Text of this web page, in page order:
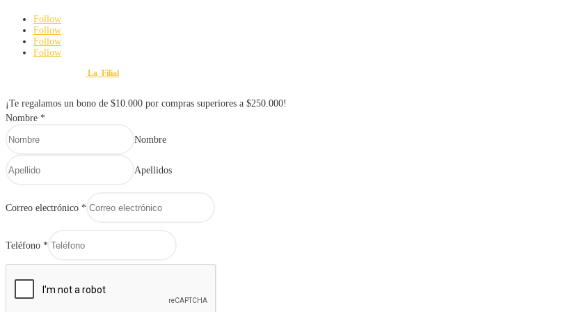
Follow
Follow
Follow
Follow
La_Filial
¡Te regalamos un bono de $10.000 por compras superiores a $250.000!
Nombre *
Nombre
Apellidos
Correo electrónico *
Teléfono *